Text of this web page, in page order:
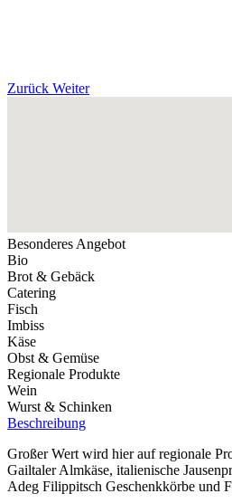
Zurück Weiter
Besonderes Angebot
Bio
Brot & Gebäck
Catering
Fisch
Imbiss
Käse
Obst & Gemüse
Regionale Produkte
Wein
Wurst & Schinken
Beschreibung
Großer Wert wird hier auf regionale
Gailtaler Almkäse, italienische
Adeg Filippitsch Geschenkkörbe und